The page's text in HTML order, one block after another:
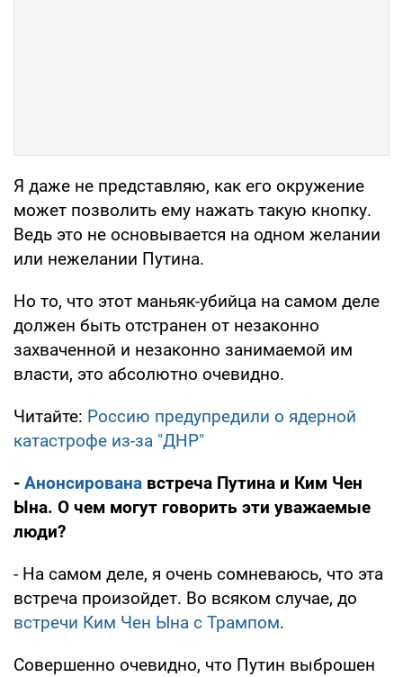
Я даже не представляю, как его окружение
может позволить ему нажать такую кнопку.
Ведь это не основывается на одном желании
или нежелании Путина.
Но то, что этот маньяк-убийца на самом деле
должен быть отстранен от незаконно
захваченной и незаконно занимаемой им
власти, это абсолютно очевидно.
Читайте: Россию предупредили о ядерной
катастрофе из-за "ДНР"
- Анонсирована встреча Путина и Ким Чен
Ына. О чем могут говорить эти уважаемые
люди?
- На самом деле, я очень сомневаюсь, что эта
встреча произойдет. Во всяком случае, до
встречи Ким Чен Ына с Трампом.
Совершенно очевидно, что Путин выброшен